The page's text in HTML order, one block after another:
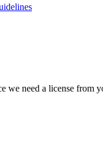
we need a license from